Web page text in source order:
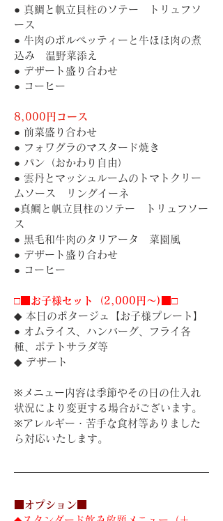
● 真鯛と帆立貝柱のソテー　トリュフソ
ース
● 牛肉のポルペッティーと牛ほほ肉の煮
込み　温野菜添え
● デザート盛り合わせ
● コーヒー
8,000円コース
● 前菜盛り合わせ
● フォワグラのマスタード焼き
● パン（おかわり自由）
● 雲丹とマッシュルームのトマトクリー
ムソース　リングイーネ
●真鯛と帆立貝柱のソテー　トリュフソー
ス
● 黒毛和牛肉のタリアータ　菜園風
● デザート盛り合わせ
● コーヒー
□■お子様セット（2,000円〜)■□
◆ 本日のポタージュ【お子様プレート】
● オムライス、ハンバーグ、フライ各
種、ポテトサラダ等
◆ デザート
※メニュー内容は季節やその日の仕入れ
状況により変更する場合がございます。
※アレルギー・苦手な食材等ありました
ら対応いたします。
■オプション■